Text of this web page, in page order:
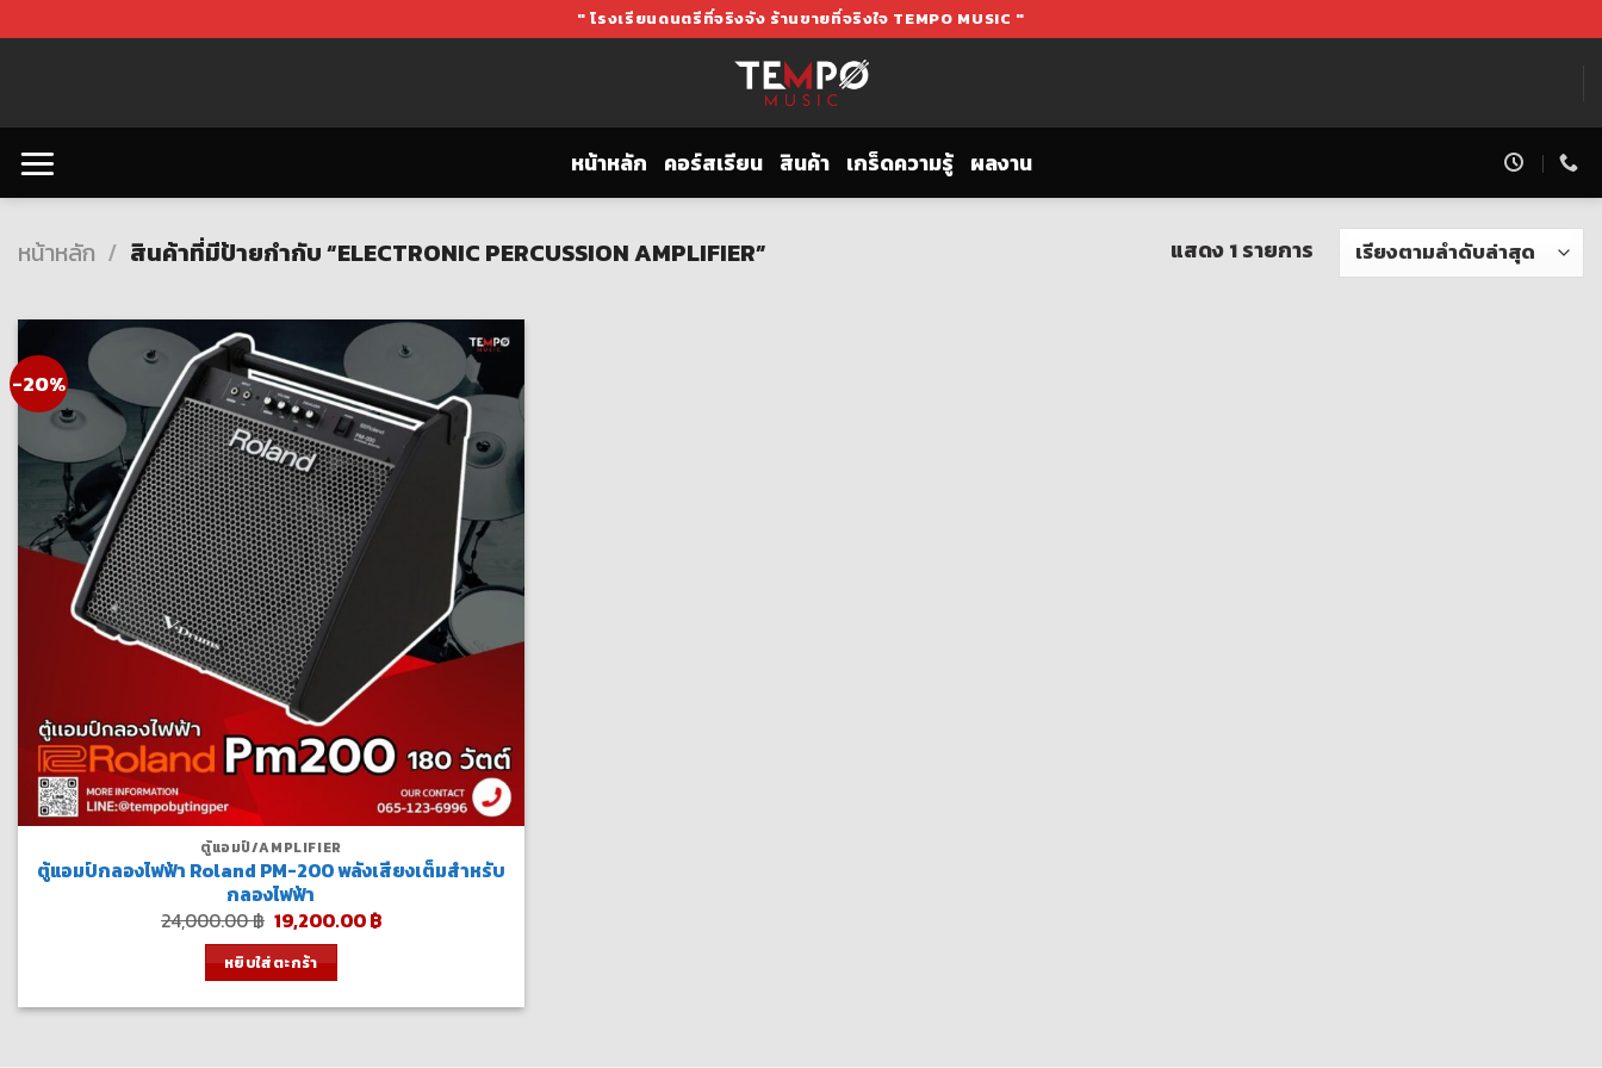
to
" โรงเรียนดนตรีที่จริงจัง ร้านขายที่จริงใจ TEMPO MUSIC "
หน้าหลัก คอร์สเรียน สินค้า เกร็ดความรู้ ผลงาน
หน้าหลัก / สินค้าที่มีป้ายกำกับ “ELECTRONIC PERCUSSION AMPLIFIER” แสดง 1 รายการ
-20%
ตู้แอมป์/AMPLIFIER
ตู้แอมป์กลองไฟฟ้า Roland PM-200 พลังเสียงเต็มสำหรับ
กลองไฟฟ้า
24,000.00฿ Original
price
was:
24,000.00 ฿.
19,200.00฿Current
หยิบใส่ตะกร้า